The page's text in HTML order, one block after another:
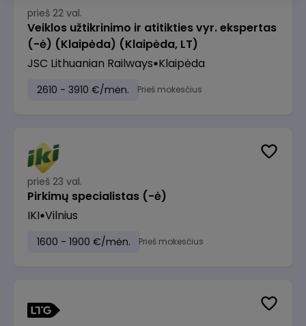
prieš 22 val.
Veiklos užtikrinimo ir atitikties vyr. ekspertas
(-ė) (Klaipėda) (Klaipėda, LT)
JSC Lithuanian Railways Klaipėda
2610 - 3910 €/mėn. Prieš mokesčius
prieš 23 val.
Pirkimų specialistas (-ė)
IKI Vilnius
1600 - 1900 €/mėn. Prieš mokesčius